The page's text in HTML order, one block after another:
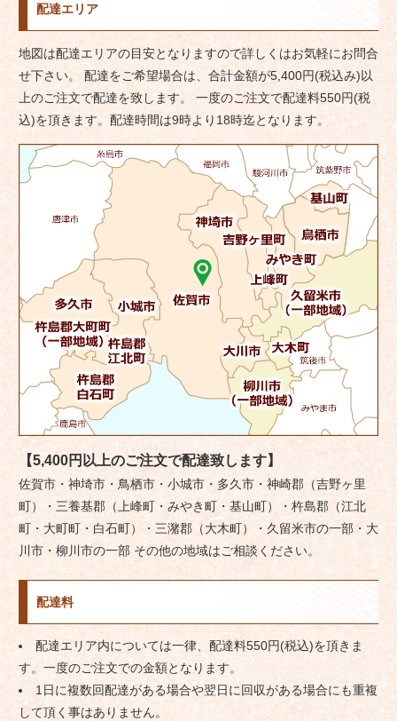
ビ
ゲ
ー
シ
ョ
ン
配達エリア
地図は配達エリアの目安となりますので詳しくはお気軽にお問合
せ下さい。 配達をご希望場合は、合計金額が5,400円(税込み)以
上のご注文で配達を致します。 一度のご注文で配達料550円(税
込)を頂きます。配達時間は9時より18時迄となります。
【5,400円以上のご注文で配達致します】
佐賀市・神埼市・鳥栖市・小城市・多久市・神崎郡（吉野ヶ里
町）・三養基郡（上峰町・みやき町・基山町）・杵島郡（江北
町・大町町・白石町）・三潴郡（大木町）・久留米市の一部・大
川市・柳川市の一部 その他の地域はご相談ください。
配達料
配達エリア内については一律、配達料550円(税込)を頂きま
す。一度のご注文での金額となります。
1日に複数回配達がある場合や翌日に回収がある場合にも重複
して頂く事はありません。